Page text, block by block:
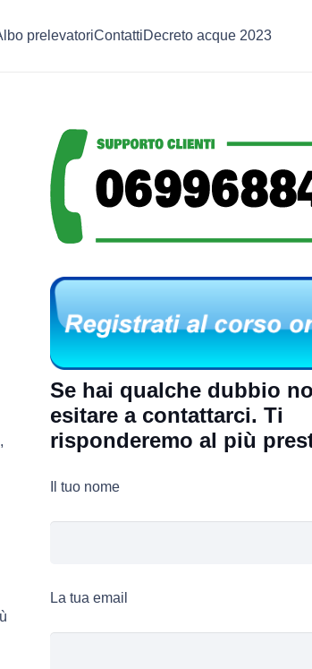
prelevatoriContattiDecreto acque 2023
Se hai qualche dubbio
esitare a contattarci. Ti
risponderemo al più
Il tuo nome
La tua email